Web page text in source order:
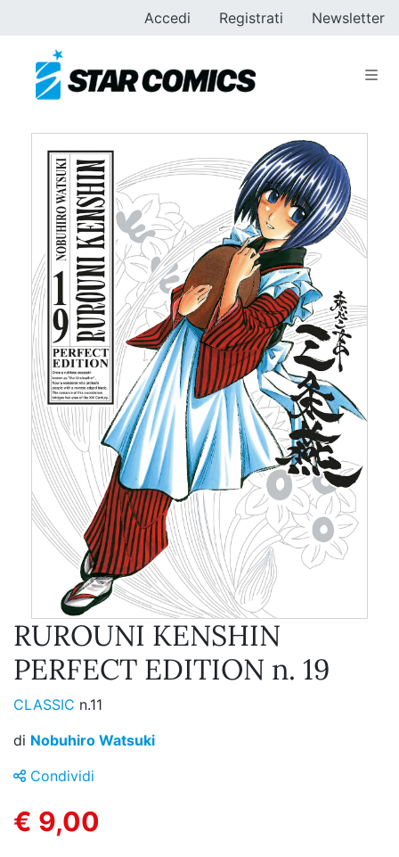
Accedi Registrati Newsletter
RUROUNI KENSHIN
PERFECT EDITION n. 19
CLASSIC n.11
di Nobuhiro Watsuki
Condividi
€ 9,00